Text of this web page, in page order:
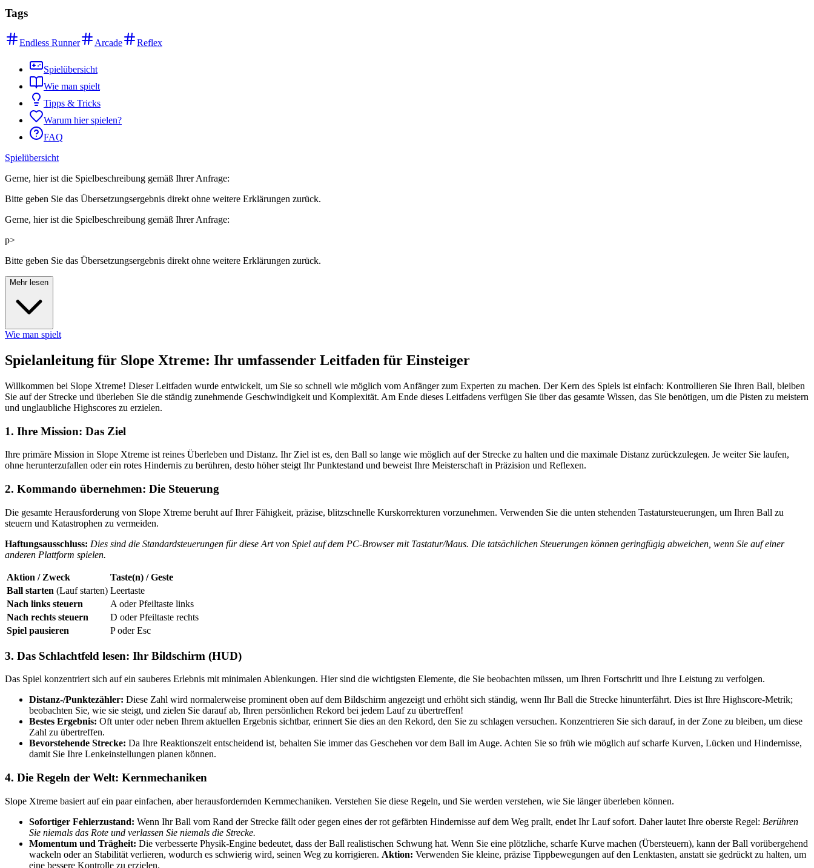
Tags
Endless Runner Arcade Reflex
Spielübersicht
Wie man spielt
Tipps & Tricks
Warum hier spielen?
FAQ
Spielübersicht
Gerne, hier ist die Spielbeschreibung gemäß Ihrer Anfrage:
Bitte geben Sie das Übersetzungsergebnis direkt ohne weitere Erklärungen zurück.
Gerne, hier ist die Spielbeschreibung gemäß Ihrer Anfrage:
p>
Bitte geben Sie das Übersetzungsergebnis direkt ohne weitere Erklärungen zurück.
Mehr lesen
Wie man spielt
Spielanleitung für Slope Xtreme: Ihr umfassender Leitfaden für Einsteiger
Willkommen bei Slope Xtreme! Dieser Leitfaden wurde entwickelt, um Sie so schnell wie möglich vom Anfänger zum Experten zu machen. Der Kern des Spiels ist einfach: Kontrollieren Sie Ihren Ball, bleiben
Sie auf der Strecke und überleben Sie die ständig zunehmende Geschwindigkeit und Komplexität. Am Ende dieses Leitfadens verfügen Sie über das gesamte Wissen, das Sie benötigen, um die Pisten zu meistern
und unglaubliche Highscores zu erzielen.
1. Ihre Mission: Das Ziel
Ihre primäre Mission in Slope Xtreme ist reines Überleben und Distanz. Ihr Ziel ist es, den Ball so lange wie möglich auf der Strecke zu halten und die maximale Distanz zurückzulegen. Je weiter Sie laufen,
ohne herunterzufallen oder ein rotes Hindernis zu berühren, desto höher steigt Ihr Punktestand und beweist Ihre Meisterschaft in Präzision und Reflexen.
2. Kommando übernehmen: Die Steuerung
Die gesamte Herausforderung von Slope Xtreme beruht auf Ihrer Fähigkeit, präzise, blitzschnelle Kurskorrekturen vorzunehmen. Verwenden Sie die unten stehenden Tastatursteuerungen, um Ihren Ball zu
steuern und Katastrophen zu vermeiden.
Haftungsausschluss: Dies sind die Standardsteuerungen für diese Art von Spiel auf dem PC-Browser mit Tastatur/Maus. Die tatsächlichen Steuerungen können geringfügig abweichen, wenn Sie auf einer
anderen Plattform spielen.
Aktion / Zweck
Taste(n) / Geste
Ball starten (Lauf starten) Leertaste
Nach links steuern
A oder Pfeiltaste links
Nach rechts steuern
D oder Pfeiltaste rechts
Spiel pausieren
P oder Esc
3. Das Schlachtfeld lesen: Ihr Bildschirm (HUD)
Das Spiel konzentriert sich auf ein sauberes Erlebnis mit minimalen Ablenkungen. Hier sind die wichtigsten Elemente, die Sie beobachten müssen, um Ihren Fortschritt und Ihre Leistung zu verfolgen.
Distanz-/Punktezähler: Diese Zahl wird normalerweise prominent oben auf dem Bildschirm angezeigt und erhöht sich ständig, wenn Ihr Ball die Strecke hinunterfährt. Dies ist Ihre Highscore-Metrik;
beobachten Sie, wie sie steigt, und zielen Sie darauf ab, Ihren persönlichen Rekord bei jedem Lauf zu übertreffen!
Bestes Ergebnis: Oft unter oder neben Ihrem aktuellen Ergebnis sichtbar, erinnert Sie dies an den Rekord, den Sie zu schlagen versuchen. Konzentrieren Sie sich darauf, in der Zone zu bleiben, um diese
Zahl zu übertreffen.
Bevorstehende Strecke: Da Ihre Reaktionszeit entscheidend ist, behalten Sie immer das Geschehen vor dem Ball im Auge. Achten Sie so früh wie möglich auf scharfe Kurven, Lücken und Hindernisse,
damit Sie Ihre Lenkeinstellungen planen können.
4. Die Regeln der Welt: Kernmechaniken
Slope Xtreme basiert auf ein paar einfachen, aber herausfordernden Kernmechaniken. Verstehen Sie diese Regeln, und Sie werden verstehen, wie Sie länger überleben können.
Sofortiger Fehlerzustand: Wenn Ihr Ball vom Rand der Strecke fällt oder gegen eines der rot gefärbten Hindernisse auf dem Weg prallt, endet Ihr Lauf sofort. Daher lautet Ihre oberste Regel: Berühren
Sie niemals das Rote und verlassen Sie niemals die Strecke.
Momentum und Trägheit: Die verbesserte Physik-Engine bedeutet, dass der Ball realistischen Schwung hat. Wenn Sie eine plötzliche, scharfe Kurve machen (Übersteuern), kann der Ball vorübergehend
wackeln oder an Stabilität verlieren, wodurch es schwierig wird, seinen Weg zu korrigieren. Aktion: Verwenden Sie kleine, präzise Tippbewegungen auf den Lenktasten, anstatt sie gedrückt zu halten, um
eine bessere Kontrolle zu erzielen.